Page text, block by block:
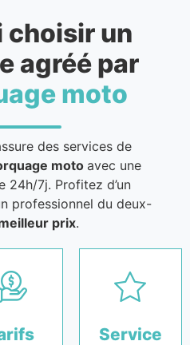
choisir un
agréé par
moto
des services de
motoavec une
24h/7j. Profitez d’un
professionnel du deux-
prix.
Service